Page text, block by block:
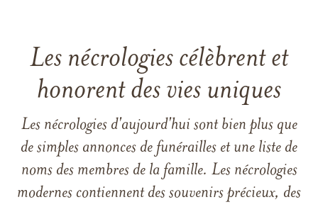
Les nécrologies célèbrent et
honorent des vies uniques
Les nécrologies d'aujourd'hui sont bien plus que
de simples annonces de funérailles et une liste de
noms des membres de la famille. Les nécrologies
modernes contiennent des souvenirs précieux, des